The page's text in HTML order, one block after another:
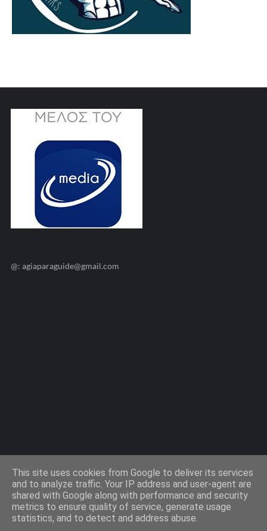
@: agiaparaguide@gmail.com
Design by -Templateify
This site uses cookies from Google to deliver its services
and to analyze traffic. Your IP address and user-agent are
shared with Google along with performance and security
metrics to ensure quality of service, generate usage
statistics, and to detect and address abuse.